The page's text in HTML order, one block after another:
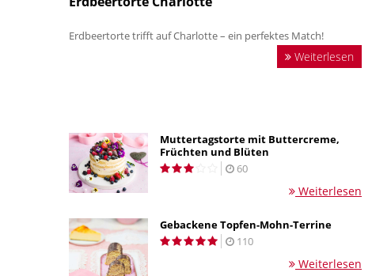
Erdbeertorte trifft auf Charlotte – ein perfektes Match!
Weiterlesen
Muttertagstorte mit Buttercreme,
Früchten und Blüten
60
Weiterlesen
Gebackene Topfen-Mohn-Terrine
110
Weiterlesen